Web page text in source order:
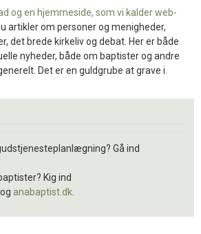
og en hjemmeside, som vi kalder web-
artikler om personer og menigheder,
det brede kirkeliv og debat. Her er både
nyheder, både om baptister og andre
Det er en guldgrube at grave i.
Gå ind
Kig ind
og anabaptist.dk